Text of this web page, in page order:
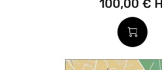
100,00 €